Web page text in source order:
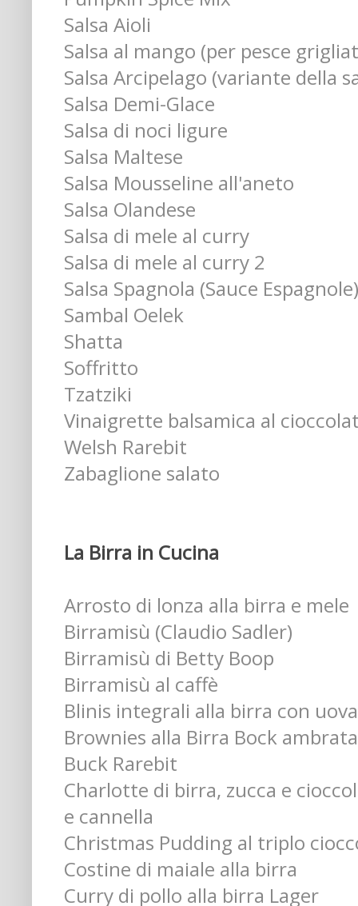
Salsa Aioli
Salsa al mango (per pesce
Salsa Arcipelago (variante della
Salsa Demi-Glace
Salsa di noci ligure
Salsa Maltese
Salsa Mousseline all'aneto
Salsa Olandese
Salsa di mele al curry
Salsa di mele al curry 2
Salsa Spagnola (Sauce Espagnole)
Sambal Oelek
Shatta
Soffritto
Tzatziki
Vinaigrette balsamica al
Welsh Rarebit
Zabaglione salato
La Birra in Cucina
Arrosto di lonza alla birra e mele
Birramisù (Claudio Sadler)
Birramisù di Betty Boop
Birramisù al caffè
Blinis integrali alla birra con
Brownies alla Birra Bock ambrata
Buck Rarebit
Charlotte di birra, zucca e
e cannella
Christmas Pudding al triplo
Costine di maiale alla birra
Curry di pollo alla birra Lager